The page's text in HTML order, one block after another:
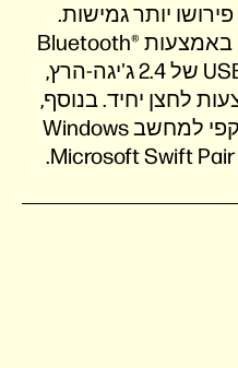
יותר גמישות.
חבר עד 3 התקנים – שניים באמצעות Bluetooth®‎
ואחד באמצעות מחבר USB-A של 2.4 ג'יגה-הרץ,
לחצן יחיד. בנוסף,
תוכל לחבר בקלות ציוד היקפי למחשב Windows